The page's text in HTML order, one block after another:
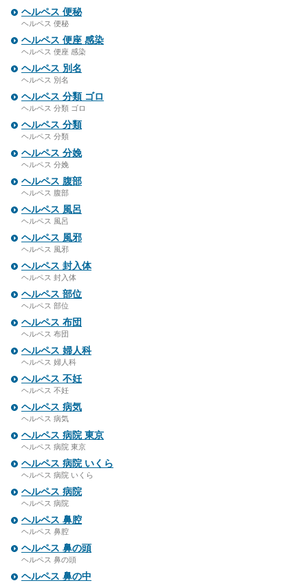
ヘルペス 便秘
ヘルペス 便秘
ヘルペス 便座 感染
ヘルペス 便座 感染
ヘルペス 別名
ヘルペス 別名
ヘルペス 分類 ゴロ
ヘルペス 分類 ゴロ
ヘルペス 分類
ヘルペス 分類
ヘルペス 分娩
ヘルペス 分娩
ヘルペス 腹部
ヘルペス 腹部
ヘルペス 風呂
ヘルペス 風呂
ヘルペス 風邪
ヘルペス 風邪
ヘルペス 封入体
ヘルペス 封入体
ヘルペス 部位
ヘルペス 部位
ヘルペス 布団
ヘルペス 布団
ヘルペス 婦人科
ヘルペス 婦人科
ヘルペス 不妊
ヘルペス 不妊
ヘルペス 病気
ヘルペス 病気
ヘルペス 病院 東京
ヘルペス 病院 東京
ヘルペス 病院 いくら
ヘルペス 病院 いくら
ヘルペス 病院
ヘルペス 病院
ヘルペス 鼻腔
ヘルペス 鼻腔
ヘルペス 鼻の頭
ヘルペス 鼻の頭
ヘルペス 鼻の中